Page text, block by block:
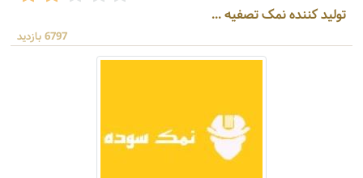
تولید کننده نمک تصفیه ...
6797 بازدید